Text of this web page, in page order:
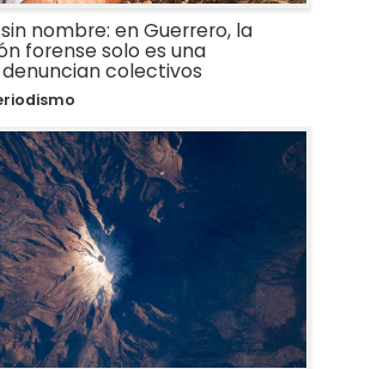
nombre: en Guerrero, la
forense solo es una
colectivos